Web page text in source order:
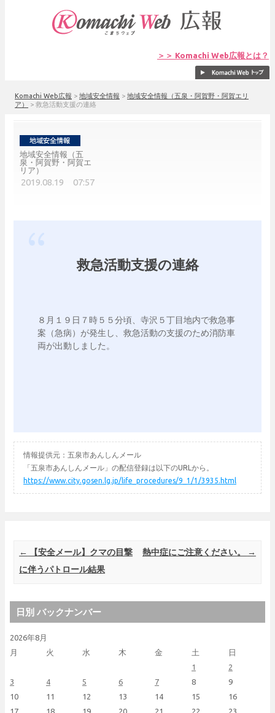
＞＞ Komachi Web広報とは？
Komachi Web広報 > 地域安全情報 > 地域安全情報（五泉・阿賀野・阿賀エリ
ア）
> 救急活動支援の連絡
地域安全情報（五
泉・阿賀野・阿賀エ
リア）
2019.08.19 07:57
救急活動支援の連絡
８月１９日７時５５分頃、寺沢５丁目地内で救急事
案（急病）が発生し、救急活動の支援のため消防車
両が出動しました。
情報提供元：五泉市あんしんメール
「五泉市あんしんメール」の配信登録は以下のURLから。
https://www.city.gosen.lg.jp/life_procedures/9_1/1/3935.html
Post navigation
←
【安全メール】クマの目撃
に伴うパトロール結果
熱中症にご注意ください。 →
日別 バックナンバー
2026年8月
月
火 水 木 金 土 日
1
2
3
4 5 6 7 8
9
10
11 12 13 14 15
16
17
18 19 20 21 22
23